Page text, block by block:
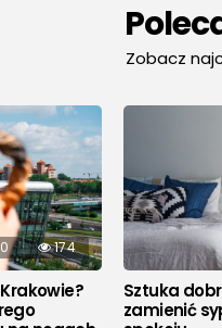
Zobacz
0 174
Sztuka
zamienić